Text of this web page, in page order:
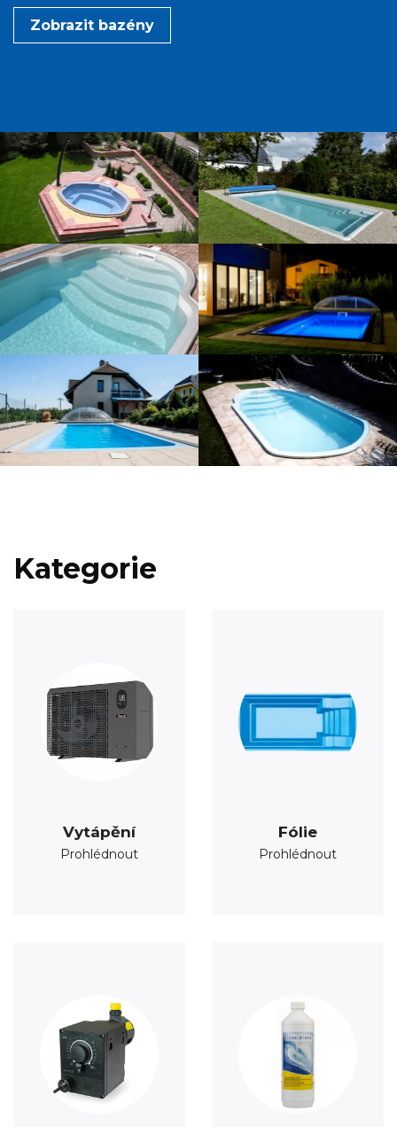
Zobrazit bazény
Kategorie
Vytápění
Prohlédnout
Fólie
Prohlédnout